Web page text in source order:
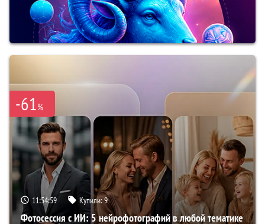
-61%
11:54:58 Купили:9
Фотосессия с ИИ: 5 нейрофотографий в любой тематике